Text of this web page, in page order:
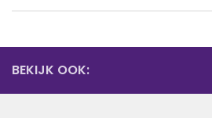
BEKIJK OOK: